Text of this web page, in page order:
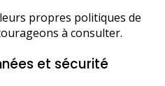
propres politiques de
à consulter.
et sécurité